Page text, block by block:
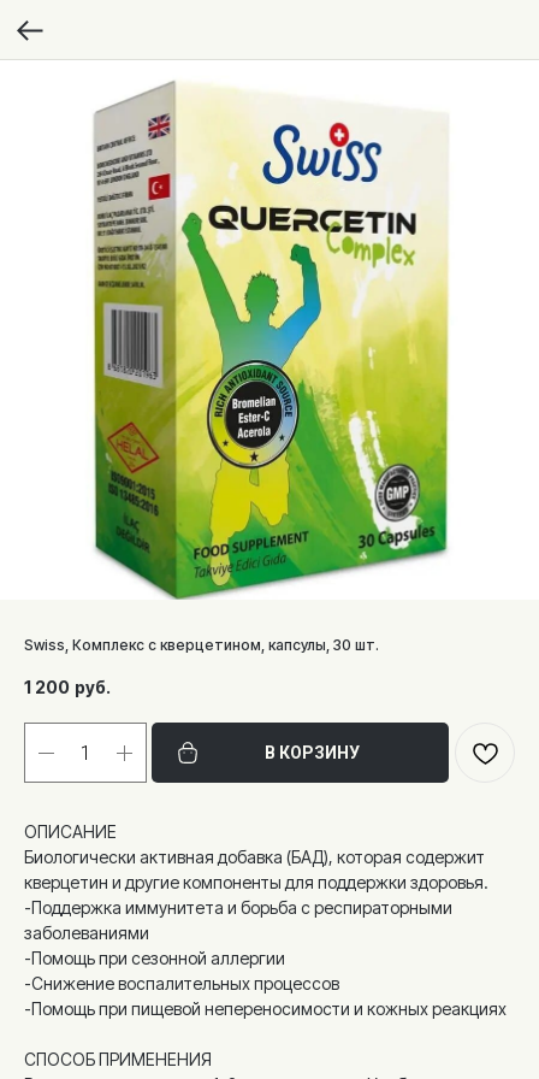
Swiss, Комплекс с кверцетином, капсулы, 30 шт.
1 200 руб.
В КОРЗИНУ
ОПИСАНИЕ
Биологически активная добавка (БАД), которая содержит
кверцетин и другие компоненты для поддержки здоровья.
-Поддержка иммунитета и борьба с респираторными
заболеваниями
-Помощь при сезонной аллергии
-Снижение воспалительных процессов
-Помощь при пищевой непереносимости и кожных реакциях
СПОСОБ ПРИМЕНЕНИЯ